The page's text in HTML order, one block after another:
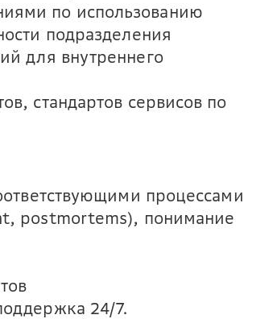
по использованию
подразделения
для внутреннего
стандартов сервисов по
процессами
postmortems), понимание
24/7.